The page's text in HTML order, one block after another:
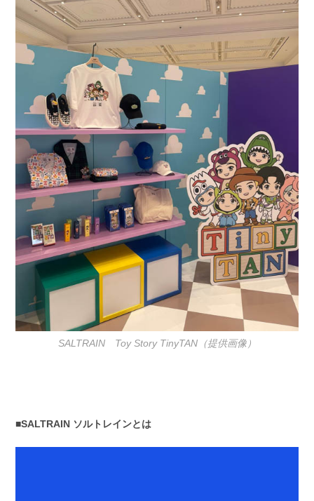
SALTRAIN Toy Story TinyTAN（提供画像）
■SALTRAIN ソルトレインとは